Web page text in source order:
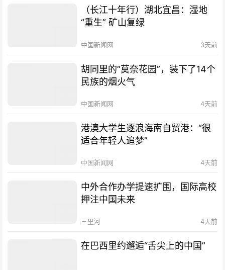
（长江十年行）湖北宜昌：湿地
“重生” 矿山复绿
中国新闻网 3天前
胡同里的“莫奈花园”，装下了14个
民族的烟火气
中国新闻网 4天前
港澳大学生逐浪海南自贸港：“很
适合年轻人追梦”
中国新闻网 4天前
中外合作办学提速扩围，国际高校
押注中国未来
三里河 4天前
在巴西里约邂逅“舌尖上的中国”